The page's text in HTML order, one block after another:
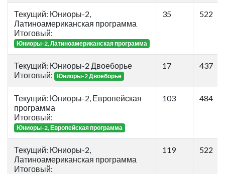
Текущий: Юниоры-2,
Латиноамериканская программа
Итоговый:
Юниоры-2, Латиноамериканская программа
35 522
Текущий: Юниоры-2 Двоеборье
Итоговый: Юниоры-2 Двоеборье
17 437
Текущий: Юниоры-2, Европейская
программа
Итоговый:
Юниоры-2, Европейская программа
103 484
Текущий: Юниоры-2,
Латиноамериканская программа
Итоговый:
119 522